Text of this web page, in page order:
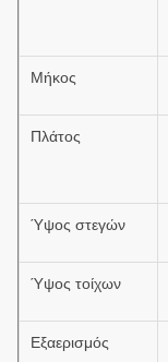
Μήκος
Πλάτος
Ύψος στεγών
Ύψος τοίχων
Εξαερισμός